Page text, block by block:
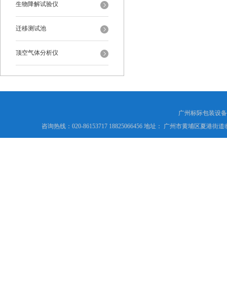
生物降解试验仪
迁移测试池
顶空气体分析仪
广州标际包装设
咨询热线：020-86153717 18825066456 地址： 广州市黄埔区夏港街